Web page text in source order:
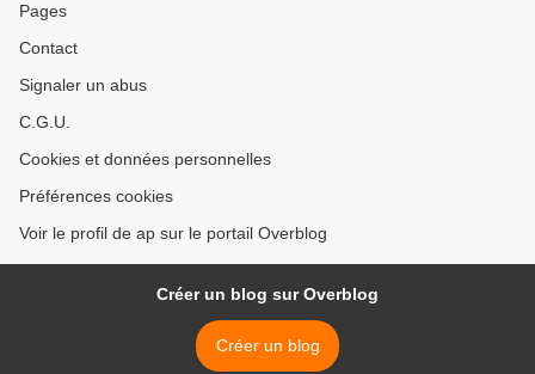
Pages
Contact
Signaler un abus
C.G.U.
Cookies et données personnelles
Préférences cookies
Voir le profil de ap sur le portail Overblog
Créer un blog sur Overblog
Créer un blog